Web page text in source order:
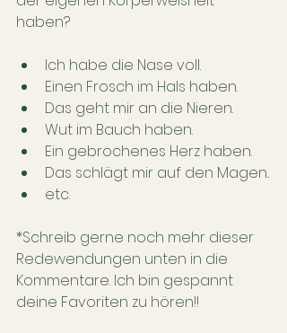
haben?
Ich habe die Nase voll.
Einen Frosch im Hals haben.
Das geht mir an die Nieren.
Wut im Bauch haben.
Ein gebrochenes Herz haben.
Das schlägt mir auf den Magen..
etc.
*Schreib gerne noch mehr dieser
Redewendungen unten in die
Kommentare. Ich bin gespannt
deine Favoriten zu hören!!